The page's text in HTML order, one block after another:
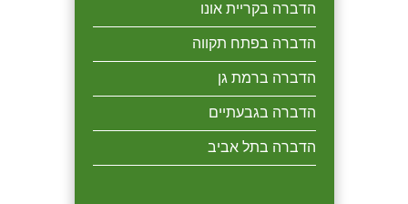
הדברה בקריית אונו
הדברה בפתח תקווה
הדברה ברמת גן
הדברה בגבעתיים
הדברה בתל אביב